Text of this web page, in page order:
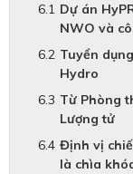
Dự án
NWO và
Tuyển
Hydro
Từ Phòng
Lượng tử
Định vị
là chìa